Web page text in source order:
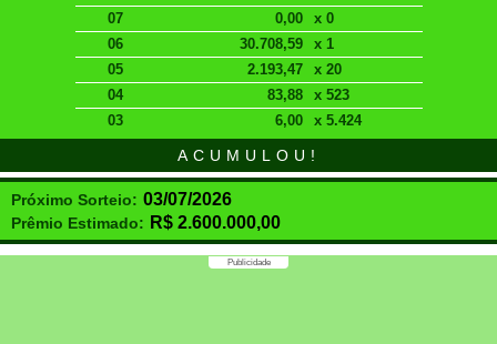
07
06
05
04
03
0,00
30.708,59
2.193,47
83,88
6,00
x 0
x 1
x 20
x 523
x 5.424
ACUMULOU!
Próximo Sorteio: 03/07/2026
Prêmio Estimado: R$ 2.600.000,00
Publicidade